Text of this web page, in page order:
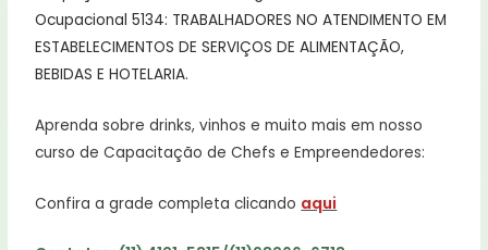
Ocupacional 5134: TRABALHADORES NO ATENDIMENTO EM
ESTABELECIMENTOS DE SERVIÇOS DE ALIMENTAÇÃO,
BEBIDAS E HOTELARIA.
Aprenda sobre drinks, vinhos e muito mais em nosso
curso de Capacitação de Chefs e Empreendedores:
Confira a grade completa clicando aqui